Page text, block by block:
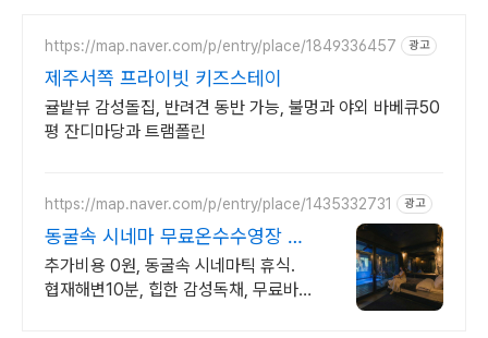
https://map.naver.com/p/entry/place/1849336457 광고
제주서쪽 프라이빗 키즈스테이
귤밭뷰 감성돌집, 반려견 동반 가능, 불멍과 야외 바베큐50
평 잔디마당과 트램폴린
https://map.naver.com/p/entry/place/1435332731 광고
동굴속 시네마 무료온수수영장 독
특하고 아늑한 나만의아지트
추가비용 0원, 동굴속 시네마틱 휴식.
협재해변10분, 힙한 감성독채, 무료바